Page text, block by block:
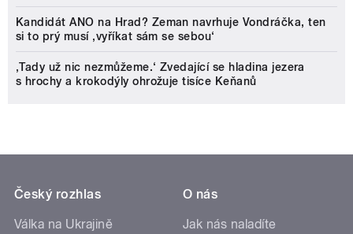
Kandidát ANO na Hrad? Zeman navrhuje Vondráčka, ten
si to prý musí ‚vyříkat sám se sebou‘
‚Tady už nic nezmůžeme.‘ Zvedající se hladina jezera
s hrochy a krokodýly ohrožuje tisíce Keňanů
Český rozhlas
Válka na Ukrajině
O nás
Jak nás naladíte